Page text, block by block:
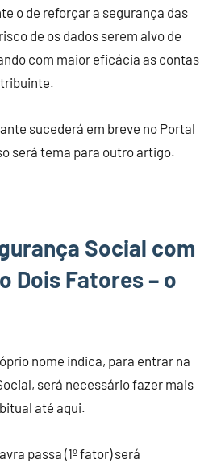
o de reforçar a segurança das
de os dados serem alvo de
com maior eficácia as contas
sucederá em breve no Portal
será tema para outro artigo.
Social com
Dois Fatores – o
nome indica, para entrar na
será necessário fazer mais
até aqui.
passa (1º fator) será